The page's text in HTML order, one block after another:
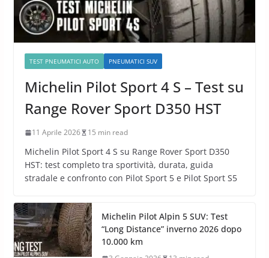
TEST PNEUMATICI AUTO PNEUMATICI SUV
Michelin Pilot Sport 4 S – Test su
Range Rover Sport D350 HST
11 Aprile 2026 15 min read
Michelin Pilot Sport 4 S su Range Rover Sport D350
HST: test completo tra sportività, durata, guida
stradale e confronto con Pilot Sport 5 e Pilot Sport S5
Michelin Pilot Alpin 5 SUV: Test
“Long Distance” inverno 2026 dopo
10.000 km